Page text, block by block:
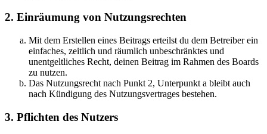
2. Einräumung von Nutzungsrechten
Mit dem Erstellen eines Beitrags erteilst du dem Betreiber ein
einfaches, zeitlich und räumlich unbeschränktes und
unentgeltliches Recht, deinen Beitrag im Rahmen des Boards
zu nutzen.
Das Nutzungsrecht nach Punkt 2, Unterpunkt a bleibt auch
nach Kündigung des Nutzungsvertrages bestehen.
3. Pflichten des Nutzers